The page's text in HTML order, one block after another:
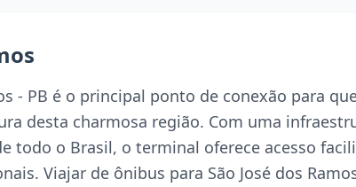
- PB é o principal ponto de conexão para
desta charmosa região. Com uma
todo o Brasil, o terminal oferece acesso
Viajar de ônibus para São José dos